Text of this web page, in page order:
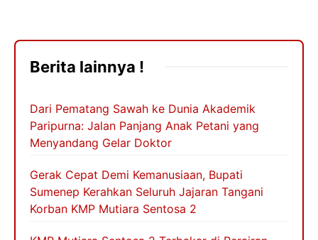
Berita lainnya !
Dari Pematang Sawah ke Dunia Akademik
Paripurna: Jalan Panjang Anak Petani yang
Menyandang Gelar Doktor
Gerak Cepat Demi Kemanusiaan, Bupati
Sumenep Kerahkan Seluruh Jajaran Tangani
Korban KMP Mutiara Sentosa 2